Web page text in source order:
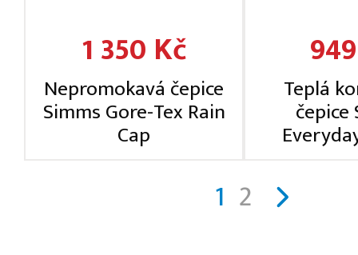
1 350 Kč
Nepromokavá čepice
Simms Gore-Tex Rain
Cap
Teplá
čepice
1 2